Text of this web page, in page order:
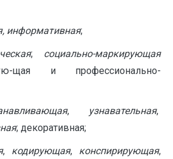
информативная;
; социально-маркирующая
щая и профессионально-
, узнавательная,
; декоративная;
, кодирующая, конспирирующая,